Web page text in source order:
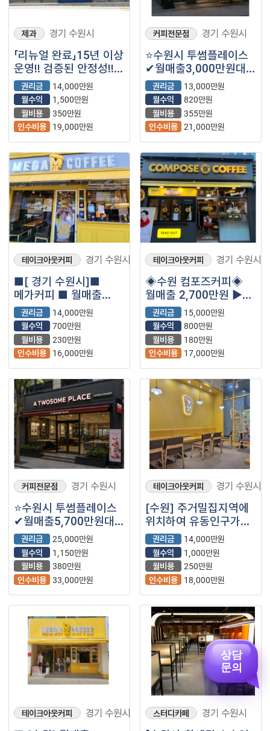
제과 경기 수원시
「리뉴얼 완료」15년 이상
운영!! 검증된 안정성!!
【파리바게뜨】
권리금
14,000만원
월수익
1,500만원
월비용
350만원
인수비용
19,000만원
커피전문점 경기 수원시
⭐수원시 투썸플레이스
✔월매출3,000만원대
✔월수익820만원대
권리금
13,000만원
월수익
820만원
월비용
355만원
인수비용 21,000만원
테이크아웃커피 경기 수원시
■[ 경기 수원시]■
메가커피 ■ 월매출
2,500만원 나오는매장
나왔습니다.■
권리금
14,000만원
월수익
700만원
월비용
230만원
인수비용
16,000만원
테이크아웃커피 경기 수원시
◈수원 컴포즈커피◈
월매출 2,700만원 ▶
순수익 800만원◀
안정창업·고수익
권리금
15,000만원
월수익
800만원
월비용
180만원
인수비용
17,000만원
커피전문점 경기 수원시
⭐수원시 투썸플레이스
✔월매출5,700만원대
✔월수익1,150만원대
권리금
25,000만원
월수익
1,150만원
월비용
380만원
인수비용 33,000만원
테이크아웃커피 경기 수원시
[수원] 주거밀집지역에
위치하여 유동인구가
끊이지않는 메가커피
매장입니다!
권리금
14,000만원
월수익
1,000만원
월비용
250만원
인수비용
18,000만원
테이크아웃커피 경기 수원시 스터디카페 경기 수원시
상담
문의